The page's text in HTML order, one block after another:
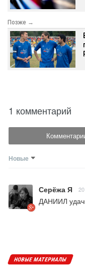
Позже →
1 комментарий
Новые
Серёжа Я
ДАНИИЛ
НОВЫЕ МАТЕРИАЛЫ